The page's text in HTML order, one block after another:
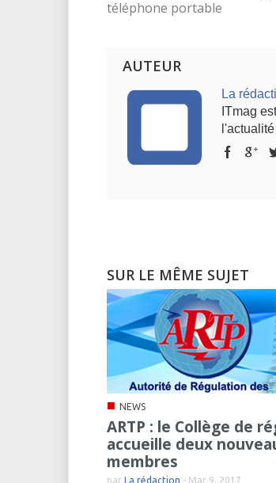
téléphone portable
AUTEUR
La
ITmag
SUR LE MÊME SUJET
■ NEWS
ARTP : le Collège de
accueille deux
membres
par La rédaction - Mar 9, 2017